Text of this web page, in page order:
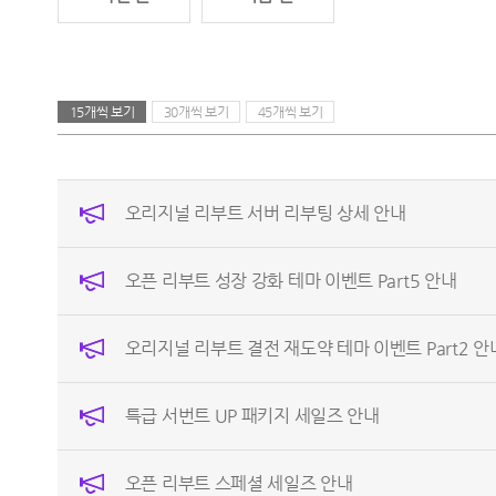
15개씩 보기 30개씩 보기 45개씩 보기
오리지널 리부트 서버 리부팅 상세 안내
오픈 리부트 성장 강화 테마 이벤트 Part5 안내
오리지널 리부트 결전 재도약 테마 이벤트 Part2 안
특급 서번트 UP 패키지 세일즈 안내
오픈 리부트 스페셜 세일즈 안내